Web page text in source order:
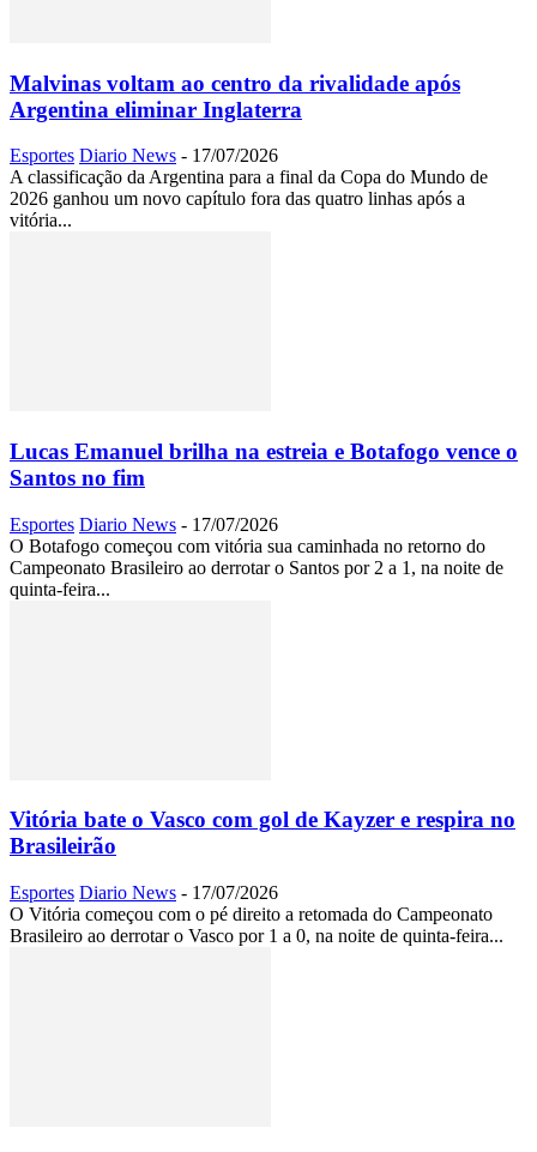
Malvinas voltam ao centro da rivalidade após
Argentina eliminar Inglaterra
Esportes Diario News - 17/07/2026
A classificação da Argentina para a final da Copa do Mundo de
2026 ganhou um novo capítulo fora das quatro linhas após a
vitória...
Lucas Emanuel brilha na estreia e Botafogo vence o
Santos no fim
Esportes Diario News - 17/07/2026
O Botafogo começou com vitória sua caminhada no retorno do
Campeonato Brasileiro ao derrotar o Santos por 2 a 1, na noite de
quinta-feira...
Vitória bate o Vasco com gol de Kayzer e respira no
Brasileirão
Esportes Diario News - 17/07/2026
O Vitória começou com o pé direito a retomada do Campeonato
Brasileiro ao derrotar o Vasco por 1 a 0, na noite de quinta-feira...